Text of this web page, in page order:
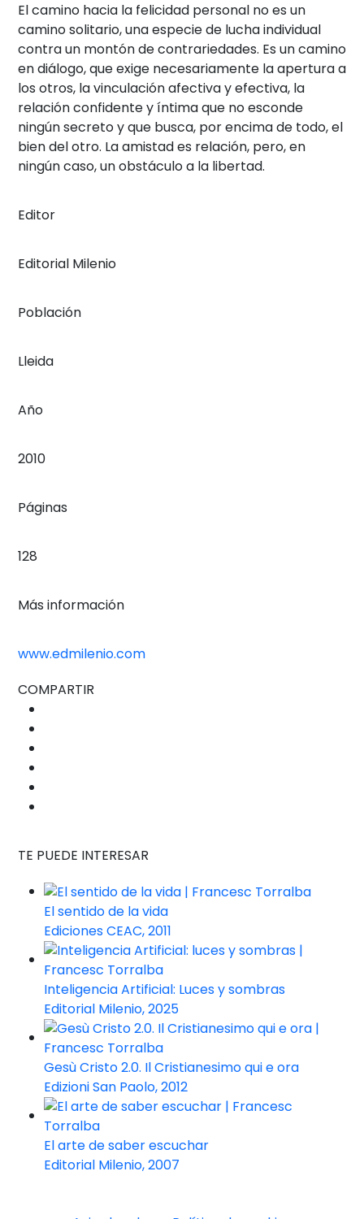
El camino hacia la felicidad personal no es un
camino solitario, una especie de lucha individual
contra un montón de contrariedades. Es un camino
en diálogo, que exige necesariamente la apertura a
los otros, la vinculación afectiva y efectiva, la
relación confidente y íntima que no esconde
ningún secreto y que busca, por encima de todo, el
bien del otro. La amistad es relación, pero, en
ningún caso, un obstáculo a la libertad.
Editor
Editorial Milenio
Población
Lleida
Año
2010
Páginas
128
Más información
www.edmilenio.com
COMPARTIR
TE PUEDE INTERESAR
El sentido de la vida
Ediciones CEAC, 2011
Inteligencia Artificial: Luces y sombras
Editorial Milenio, 2025
Gesù Cristo 2.0. Il Cristianesimo qui e ora
Edizioni San Paolo, 2012
El arte de saber escuchar
Editorial Milenio, 2007